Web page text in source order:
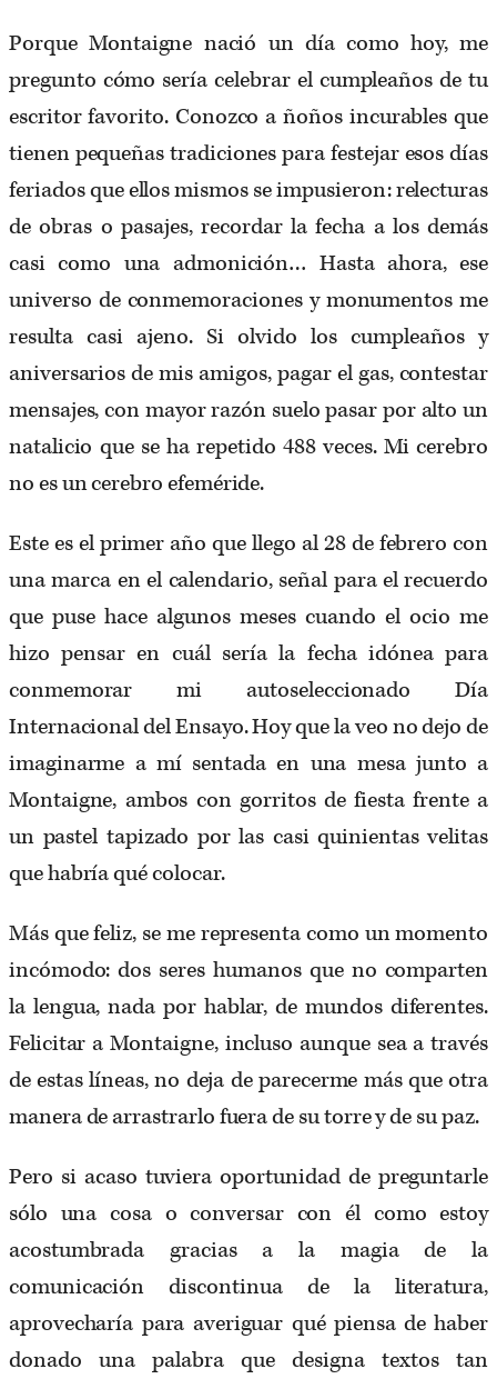
Porque Montaigne nació un día como hoy, me
pregunto cómo sería celebrar el cumpleaños de tu
escritor favorito. Conozco a ñoños incurables que
tienen pequeñas tradiciones para festejar esos días
feriados que ellos mismos se impusieron: relecturas
de obras o pasajes, recordar la fecha a los demás
casi como una admonición… Hasta ahora, ese
universo de conmemoraciones y monumentos me
resulta casi ajeno. Si olvido los cumpleaños y
aniversarios de mis amigos, pagar el gas, contestar
mensajes, con mayor razón suelo pasar por alto un
natalicio que se ha repetido 488 veces. Mi cerebro
no es un cerebro efeméride.
Este es el primer año que llego al 28 de febrero con
una marca en el calendario, señal para el recuerdo
que puse hace algunos meses cuando el ocio me
hizo pensar en cuál sería la fecha idónea para
conmemorar mi autoseleccionado Día
Internacional del Ensayo. Hoy que la veo no dejo de
imaginarme a mí sentada en una mesa junto a
Montaigne, ambos con gorritos de fiesta frente a
un pastel tapizado por las casi quinientas velitas
que habría qué colocar.
Más que feliz, se me representa como un momento
incómodo: dos seres humanos que no comparten
la lengua, nada por hablar, de mundos diferentes.
Felicitar a Montaigne, incluso aunque sea a través
de estas líneas, no deja de parecerme más que otra
manera de arrastrarlo fuera de su torre y de su paz.
Pero si acaso tuviera oportunidad de preguntarle
sólo una cosa o conversar con él como estoy
acostumbrada gracias a la magia de la
comunicación discontinua de la literatura,
aprovecharía para averiguar qué piensa de haber
donado una palabra que designa textos tan